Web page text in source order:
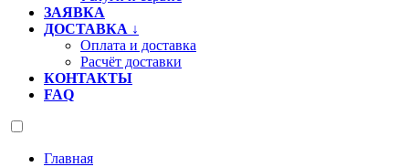
ЗАЯВКА
ДОСТАВКА ↓
Оплата и доставка
Расчёт доставки
КОНТАКТЫ
FAQ
Главная